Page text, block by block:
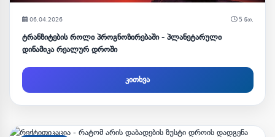
06.04.2026 5 წთ.
ტრანზიტების როლი პროგნოზირებაში - პლანეტარული
დინამიკა რეალურ დროში
კითხვა